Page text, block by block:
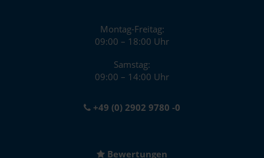
Montag-Freitag:
09:00 – 18:00 Uhr
Samstag:
09:00 – 14:00 Uhr
+49 (0) 2902 9780 -0
Bewertungen